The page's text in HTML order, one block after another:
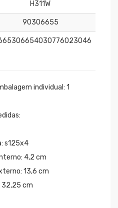
H311W
90306655
individual: 1
s125x4
4,2 cm
13,6 cm
32,25 cm